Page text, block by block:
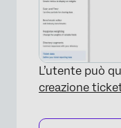
L’utente può
creazione